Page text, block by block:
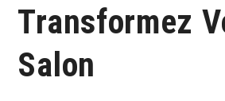
Transformez
Salon